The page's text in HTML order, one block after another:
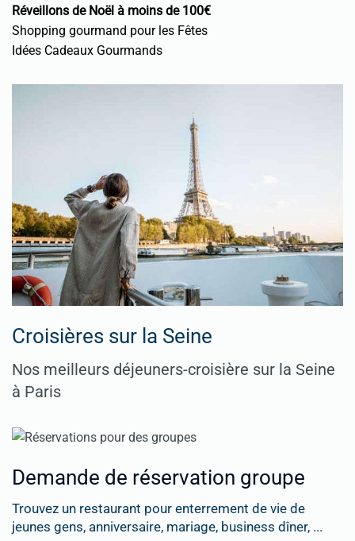
Réveillons de Noël à moins de 100€
Shopping gourmand pour les Fêtes
Idées Cadeaux Gourmands
Croisières sur la Seine
Nos meilleurs déjeuners-croisière sur la Seine
à Paris
Demande de réservation groupe
Trouvez un restaurant pour enterrement de vie de
jeunes gens, anniversaire, mariage, business dîner, ...